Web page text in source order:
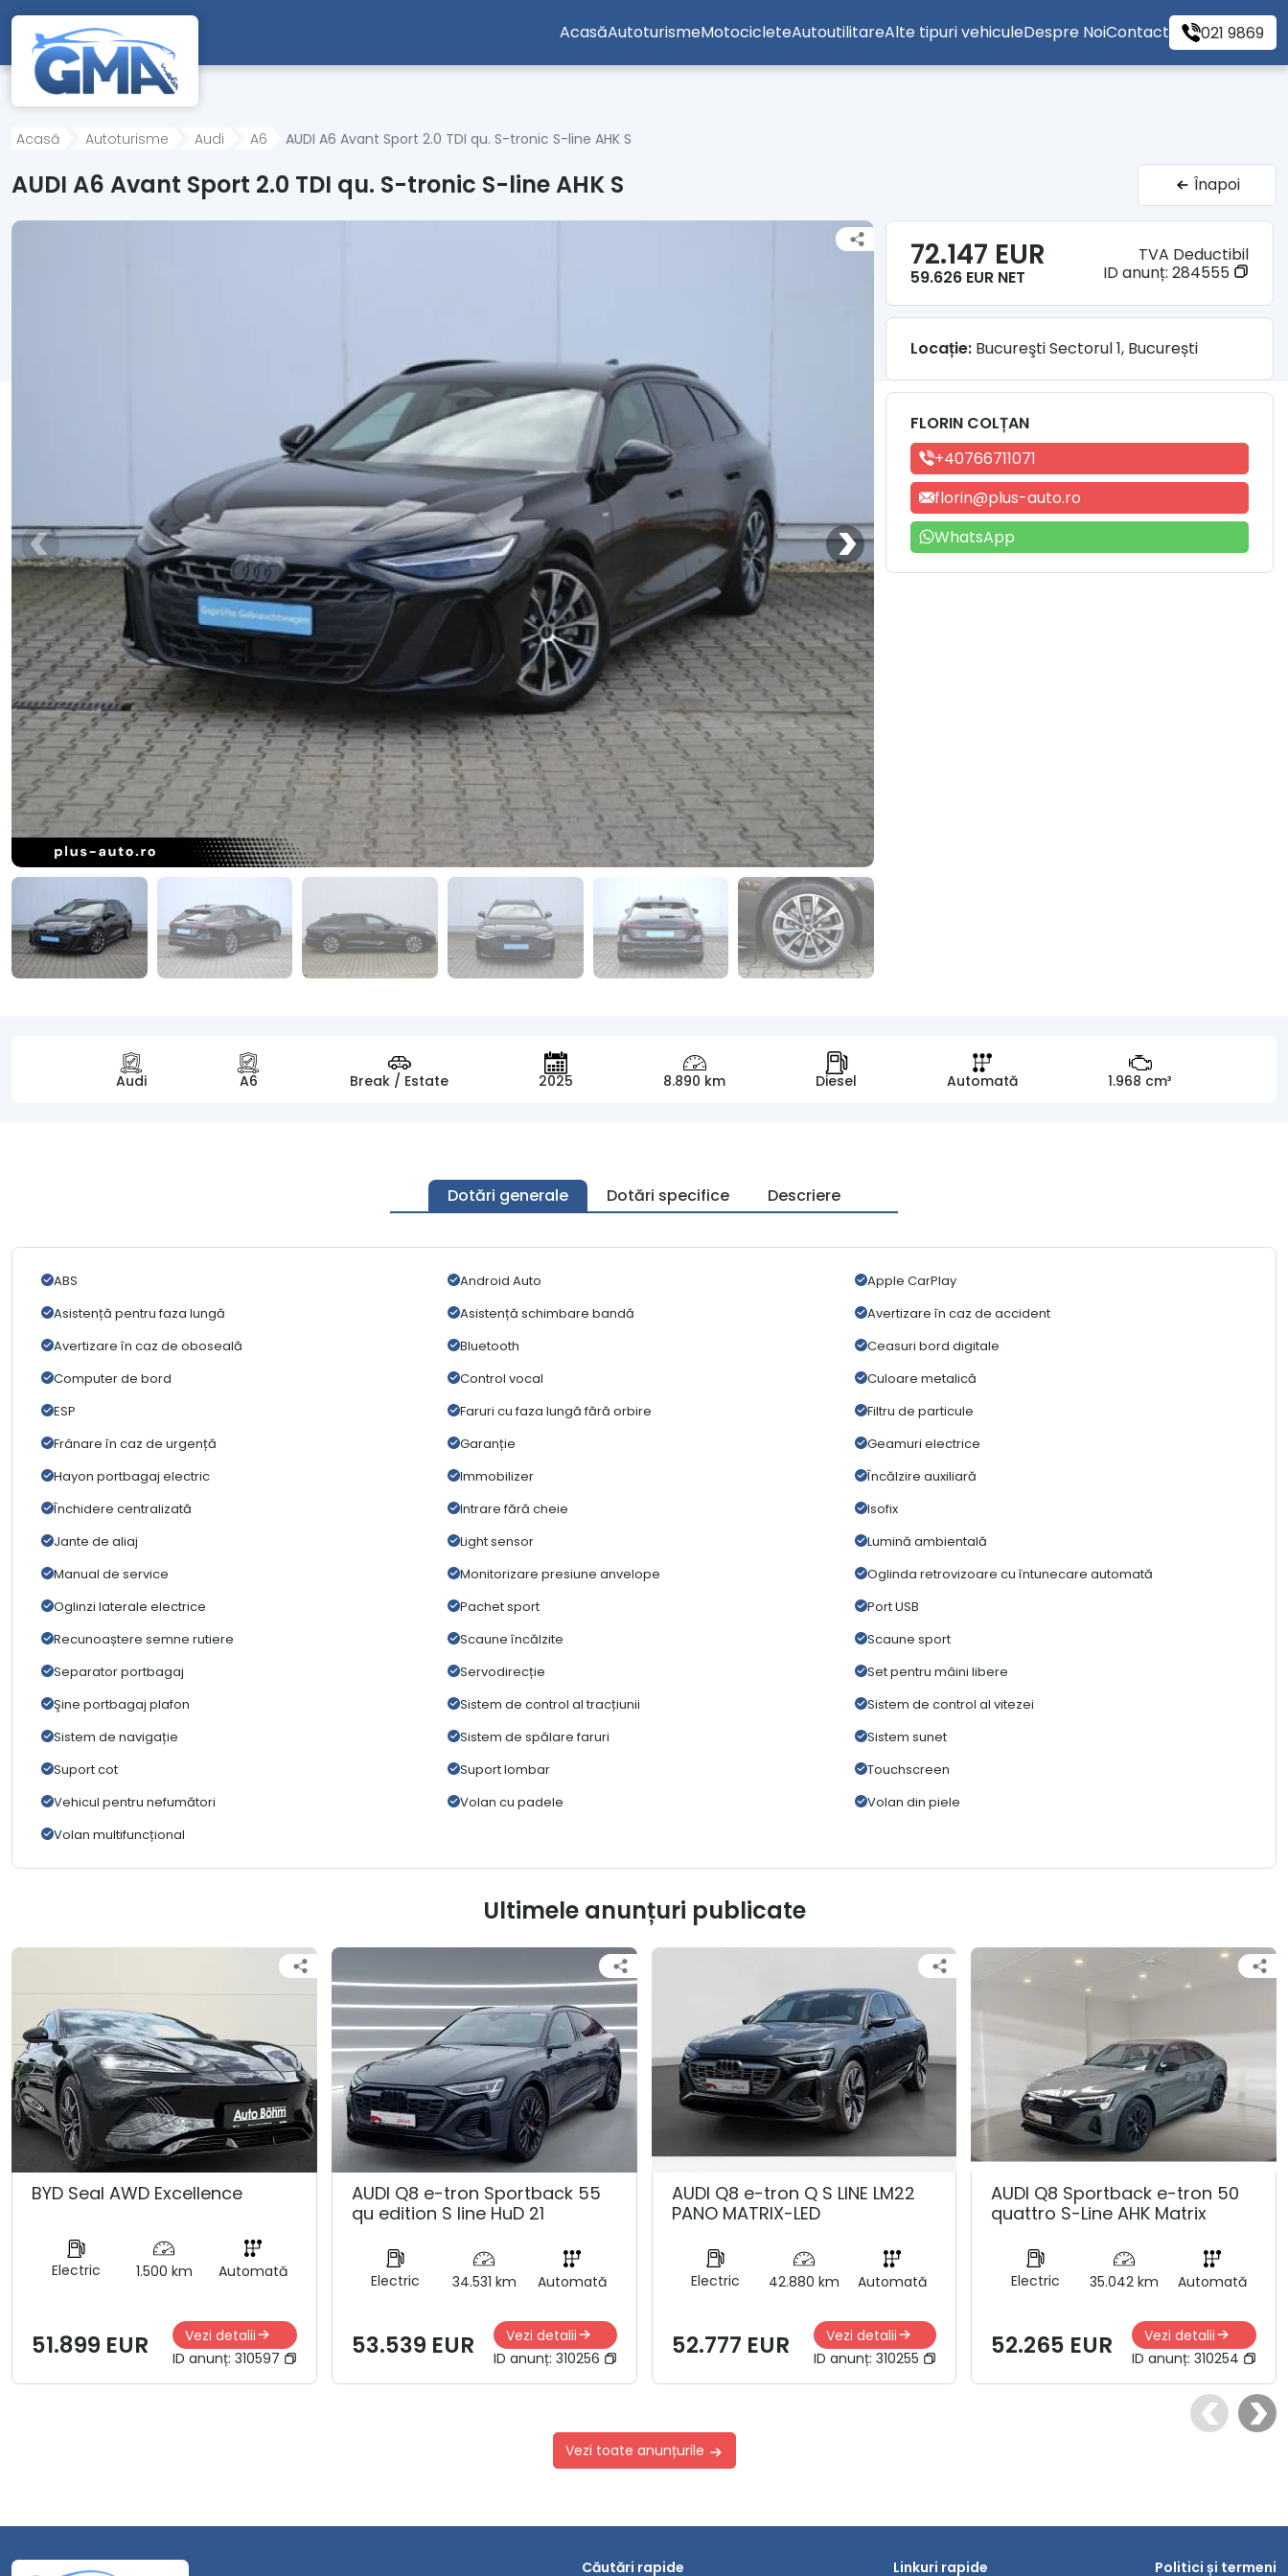
Mergi direct la conținutul principal
AcasăAutoturismeMotocicleteAutoutilitareAlte tipuri vehiculeDespre NoiContact 021 9869
Acasă Autoturisme Audi A6 AUDI A6 Avant Sport 2.0 TDI qu. S-tronic S-line AHK S
AUDI A6 Avant Sport 2.0 TDI qu. S-tronic S-line AHK S Înapoi
Audi A6 Break / Estate 2025 8.890 km Diesel Automată 1.968 cm³
Dotări generale Dotări specifice Descriere
ABS Android Auto
Apple CarPlay
Asistență pentru faza lungă
Asistență schimbare bandă
Avertizare în caz de accident
Avertizare în caz de oboseală
Bluetooth
Ceasuri bord digitale
Computer de bord
Control vocal
Culoare metalică
ESP
Faruri cu faza lungă fără orbire
Filtru de particule
Frânare în caz de urgență
Garanție
Geamuri electrice
Hayon portbagaj electric
Immobilizer
Încălzire auxiliară
Închidere centralizată
Intrare fără cheie
Isofix
Jante de aliaj
Light sensor
Lumină ambientală
Manual de service
Monitorizare presiune anvelope
Oglinda retrovizoare cu întunecare automată
Oglinzi laterale electrice
Pachet sport
Port USB
Recunoaștere semne rutiere
Scaune încălzite
Scaune sport
Separator portbagaj
Servodirecție
Set pentru mâini libere
Şine portbagaj plafon
Sistem de control al tracțiunii
Sistem de control al vitezei
Sistem de navigație
Sistem de spălare faruri
Sistem sunet
Suport cot
Suport lombar
Touchscreen
Vehicul pentru nefumători
Volan cu padele
Volan din piele
Volan multifuncțional
72.147 EUR
59.626 EUR NET
TVA Deductibil
ID anunț: 284555
Locație: Bucureşti Sectorul 1, București
FLORIN COLȚAN
+40766711071
florin@plus-auto.ro
WhatsApp
Ultimele anunțuri publicate
BYD Seal AWD Excellence
Electric 1.500 km Automată
51.899 EUR
Vezi detalii
ID anunț: 310597
AUDI Q8 e-tron Sportback 55
qu edition S line HuD 21
Electric 34.531 km Automată
53.539 EUR
Vezi detalii
ID anunț: 310256
AUDI Q8 e-tron Q S LINE LM22
PANO MATRIX-LED
Electric 42.880 km Automată
52.777 EUR
Vezi detalii
ID anunț:310255
AUDI Q8 Sportback e-tron 50
quattro S-Line AHK Matrix
Electric 35.042 km Automată
52.265 EUR
Vezi detalii
ID anunț: 310254
Vezi toate anunțurile
Căutări rapide Linkuri rapide Politici și termeni